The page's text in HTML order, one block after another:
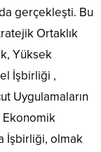
gerçekleşti. Bu
Ortaklık
Yüksek
İşbirliği ,
Uygulamaların
İşbirliği, olmak